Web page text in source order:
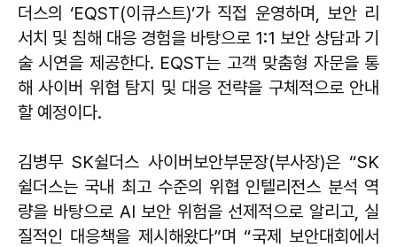
더스의 ‘EQST(이큐스트)’가 직접 운영하며, 보안 리
서치 및 침해 대응 경험을 바탕으로 1:1 보안 상담과 기
술 시연을 제공한다. EQST는 고객 맞춤형 자문을 통
해 사이버 위협 탐지 및 대응 전략을 구체적으로 안내
할 예정이다.
김병무 SK쉴더스 사이버보안부문장(부사장)은 “SK
쉴더스는 국내 최고 수준의 위협 인텔리전스 분석 역
량을 바탕으로 AI 보안 위험을 선제적으로 알리고, 실
질적인 대응책을 제시해왔다”며 “국제 보안대회에서